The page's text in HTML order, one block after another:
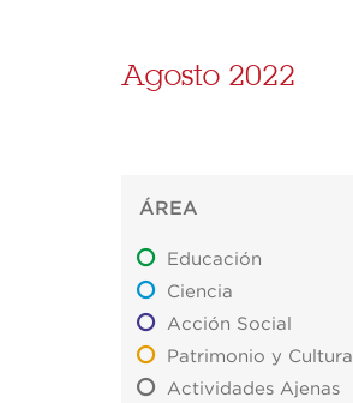
Agosto 2022
ÁREA
Educación
Ciencia
Acción Social
Patrimonio y Cultura
Actividades Ajenas